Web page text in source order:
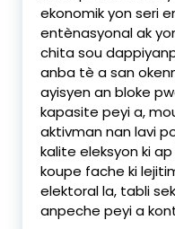
ekonomik yon seri
entènasyonal ak
chita sou
anba tè a san
ayisyen an bloke
kapasite peyi a,
aktivman nan lavi
kalite eleksyon ki
koupe fache ki
elektoral la, tabli
anpeche peyi a